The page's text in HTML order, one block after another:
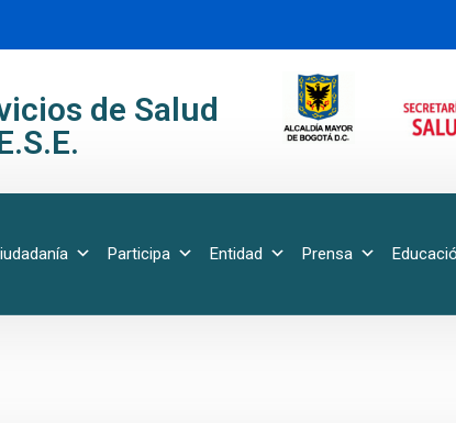
de Salud
Participa Entidad Prensa